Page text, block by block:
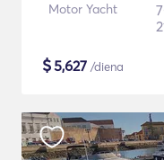
Motor Yacht
$5,627 /diena